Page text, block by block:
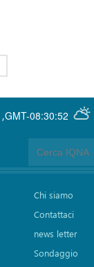
GMT-08:30:52
,
Chi siamo
Contattaci
news letter
Sondaggio